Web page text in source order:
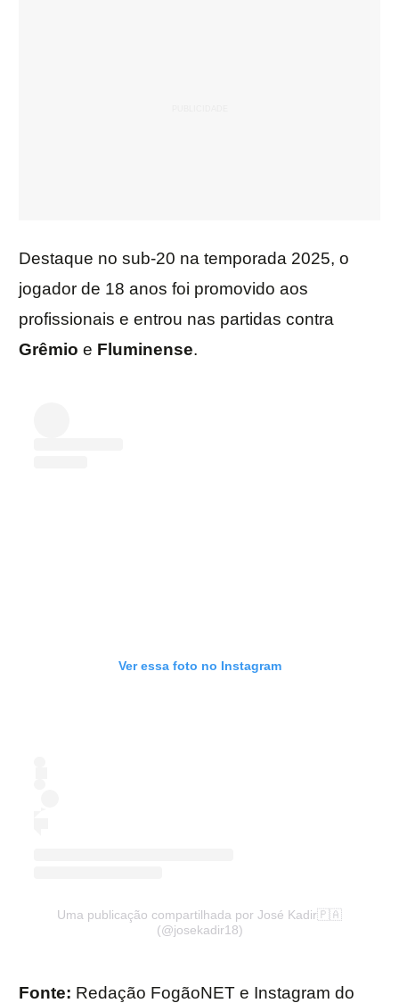
Destaque no sub-20 na temporada 2025, o
jogador de 18 anos foi promovido aos
profissionais e entrou nas partidas contra
Grêmio e Fluminense.
Ver essa foto no Instagram
Uma publicação compartilhada por José Kadir🇵🇦
(@josekadir18)
Fonte: Redação FogãoNET e Instagram do